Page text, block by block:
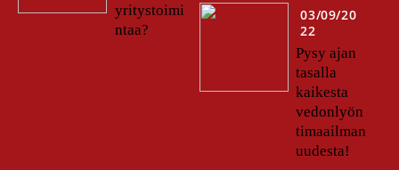
yritystoimi
ntaa?
03/09/20
22
Pysy ajan
tasalla
kaikesta
vedonlyön
timaailman
uudesta!